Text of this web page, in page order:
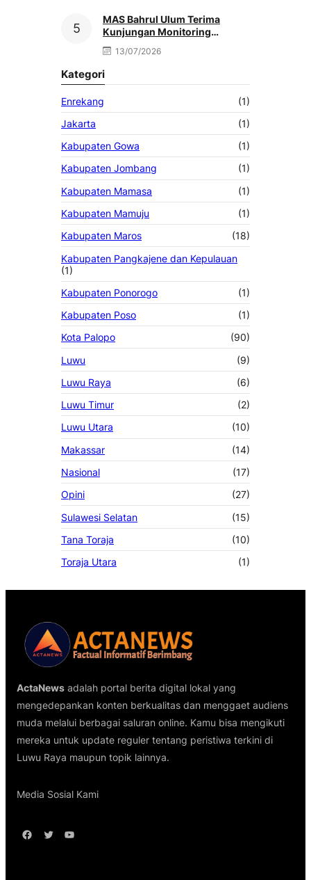
MAS Bahrul Ulum Terima
Kunjungan Monitoring
MATAMUDA Ketua Pokjawas
Madrasah Nasional
13/07/2026
Kategori
Enrekang
(1)
Jakarta
(1)
Kabupaten Gowa
(1)
Kabupaten Jombang
(1)
Kabupaten Mamasa
(1)
Kabupaten Mamuju
(1)
Kabupaten Maros
(18)
Kabupaten Pangkajene dan Kepulauan
(1)
Kabupaten Ponorogo
(1)
Kabupaten Poso
(1)
Kota Palopo
(90)
Luwu
(9)
Luwu Raya
(6)
Luwu Timur
(2)
Luwu Utara
(10)
Makassar
(14)
Nasional
(17)
Opini
(27)
Sulawesi Selatan
(15)
Tana Toraja
(10)
Toraja Utara
(1)
ActaNews adalah portal berita digital lokal yang
mengedepankan konten berkualitas dan menggaet audiens
muda melalui berbagai saluran online. Kamu bisa mengikuti
mereka untuk update reguler tentang peristiwa terkini di
Luwu Raya maupun topik lainnya.
Media Sosial Kami
Facebook Twitter YouTube